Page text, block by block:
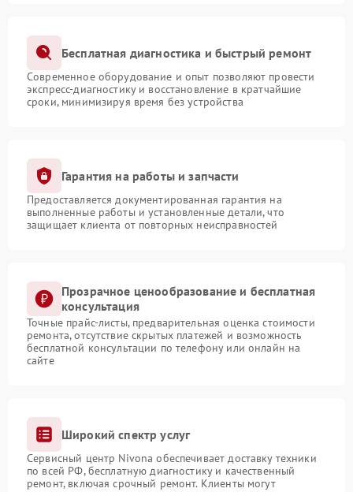
Бесплатная диагностика и быстрый ремонт
Современное оборудование и опыт позволяют провести
экспресс-диагностику и восстановление в кратчайшие
сроки, минимизируя время без устройства
Гарантия на работы и запчасти
Предоставляется документированная гарантия на
выполненные работы и установленные детали, что
защищает клиента от повторных неисправностей
Прозрачное ценообразование и бесплатная
консультация
Точные прайс-листы, предварительная оценка стоимости
ремонта, отсутствие скрытых платежей и возможность
бесплатной консультации по телефону или онлайн на
сайте
Широкий спектр услуг
Сервисный центр Nivona обеспечивает доставку техники
по всей РФ, бесплатную диагностику и качественный
ремонт, включая срочный ремонт. Клиенты могут